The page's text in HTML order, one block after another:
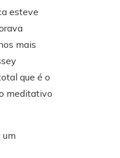
esteve
mais
que é o
meditativo
um